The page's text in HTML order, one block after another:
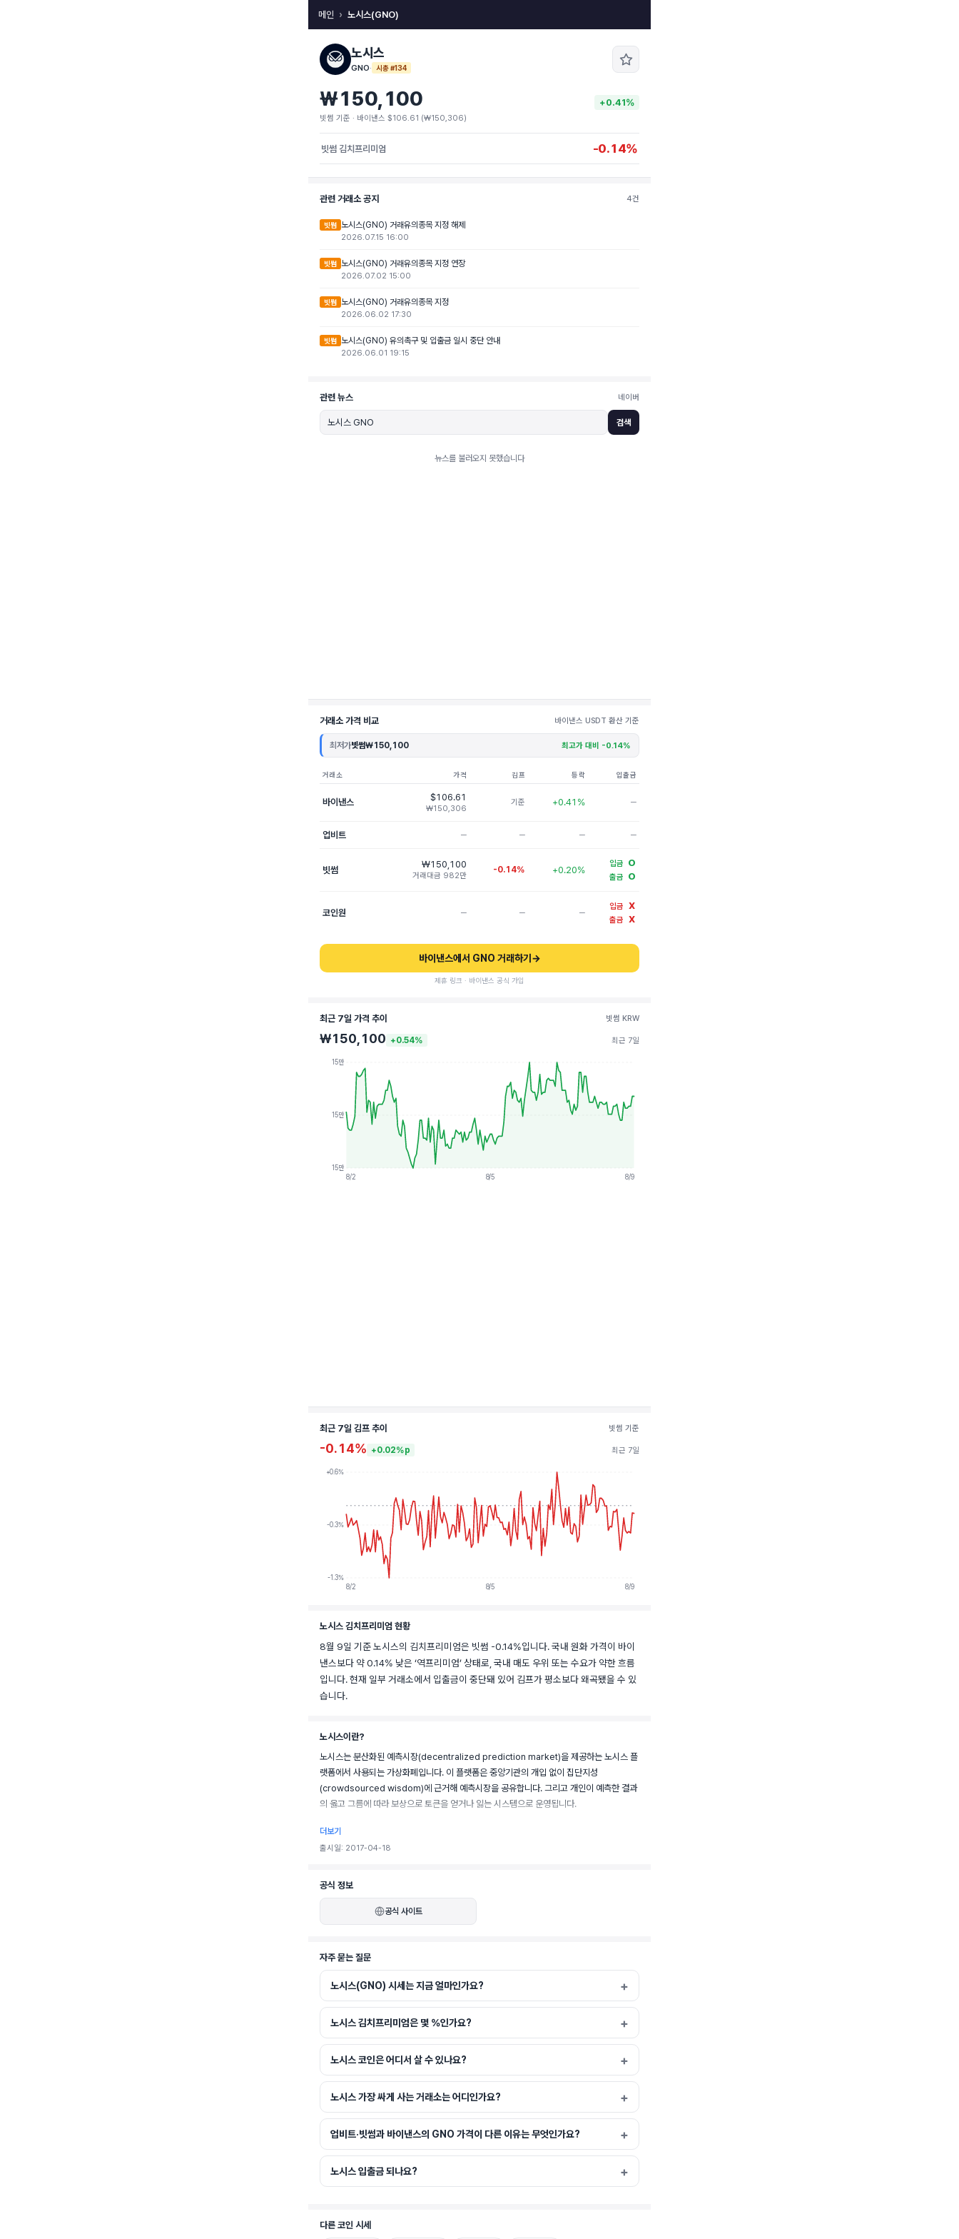
메인 노시스(GNO)
노시스
GNO· 시총 #134
₩150,100 +0.41%
빗썸 기준 · 바이낸스 $106.61 (₩150,306)
빗썸 김치프리미엄 -0.14%
관련 거래소 공지 4건
빗썸 노시스(GNO) 거래유의종목 지정 해제
2026.07.15 16:00
빗썸 노시스(GNO) 거래유의종목 지정 연장
2026.07.02 15:00
빗썸 노시스(GNO) 거래유의종목 지정
2026.06.02 17:30
빗썸 노시스(GNO) 유의촉구 및 입출금 일시 중단 안내
2026.06.01 19:15
관련 뉴스 네이버
검색
뉴스를 불러오지 못했습니다
거래소 가격 비교 바이낸스 USDT 환산 기준
최저가빗썸₩150,100 최고가 대비 -0.14%
거래소 가격 김프 등락 입출금
바이낸스 $106.61
₩150,306
기준 +0.41% ─
업비트 ─ ─ ─ ─
빗썸
₩150,100
거래대금 982만
-0.14% +0.20%
입금 O
출금 O
코인원 ─ ─ ─
입금 X
출금 X
바이낸스에서 GNO 거래하기 →
제휴 링크 · 바이낸스 공식 가입
최근 7일 가격 추이 빗썸 KRW
₩150,100 +0.54% 최근 7일
15만
15만
15만
8/2
8/5 8/9
최근 7일 김프 추이 빗썸 기준
-0.14% +0.02%p 최근 7일
+0.6%
-0.3%
-1.3%
8/2
8/5 8/9
노시스 김치프리미엄 현황
8월 9일 기준 노시스의 김치프리미엄은 빗썸 -0.14%입니다. 국내 원화 가격이 바이
낸스보다 약 0.14% 낮은 ‘역프리미엄’ 상태로, 국내 매도 우위 또는 수요가 약한 흐름
입니다. 현재 일부 거래소에서 입출금이 중단돼 있어 김프가 평소보다 왜곡됐을 수 있
습니다.
노시스이란?
노시스는 분산화된 예측시장(decentralized prediction market)을 제공하는 노시스 플
랫폼에서 사용되는 가상화폐입니다. 이 플랫폼은 중앙기관의 개입 없이 집단지성
(crowdsourced wisdom)에 근거해 예측시장을 공유합니다. 그리고 개인이 예측한 결과
의 옳고 그름에 따라 보상으로 토큰을 얻거나 잃는 시스템으로 운영됩니다.
의 세 가지가 있습니다. 이 분산화된 예측시장은 여러 모델과 시장에 적용될 수 있습니다. 경
매, 금융, 보험시장을 비롯해 스포츠 베팅 등과도 연결되어 다양한 양상으로 발전할 것으로
한편, 노시스 플랫폼은 이더리움 블록체인을 기반으로 하고 있어서 거래 수수료의 지급과 같
은 거래처리는 모두 스마트 컨트랙트를 통해 이뤄집니다.
코인 특징
1. 노시스 예측시장에서 사용자들은 사건의 결과에 대해 지분을 사는 것으로 자신의 의견을
표현합니다. 이 과정에서 각 결과에 대한 시장 가격이 형성되고, 이 가격이 이벤트가 일어날
예측 확률이 됩니다. 왜냐하면, 예측에 대해 투표를 할 때, 각 결과에 대한 시장 가격의 합은
$1로 정해져 있기 때문입니다. 결과적으로, 미래의 일을 맞히면 개인은 ($1-구매가격)*지분
의 개수만큼의 이익을 얻게 됩니다.
에서 보관하고 있습니다. GNO 토큰은 추가 발행되지 않을 것입니다. 한편, 플랫폼에서 사용
더보기
출시일: 2017-04-18
공식 정보
공식 사이트
자주 묻는 질문
노시스(GNO) 시세는 지금 얼마인가요?
노시스 김치프리미엄은 몇 %인가요?
노시스 코인은 어디서 살 수 있나요?
노시스 가장 싸게 사는 거래소는 어디인가요?
업비트·빗썸과 바이낸스의 GNO 가격이 다른 이유는 무엇인가요?
노시스 입출금 되나요?
다른 코인 시세